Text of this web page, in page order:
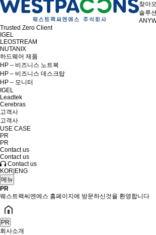
찾아
솔루션
Trusted Zero Client
IGEL
LEOSTREAM
NUTANIX
하드웨어 제품
HP – 비즈니스 노트북
HP – 비즈니스 데스크탑
HP – 모니터
IGEL
Leadtek
Cerebras
고객사
고객사
USE CASE
PR
PR
Contact us
Contact us
Contact us
KOR ENG
메뉴
PR
웨스트팩씨엔에스 홈페이지에 방문하신것을 환영합니다
PR
회사소개